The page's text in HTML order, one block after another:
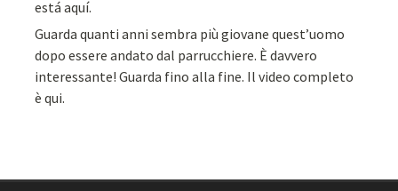
está aquí.
Guarda quanti anni sembra più giovane quest’uomo
dopo essere andato dal parrucchiere. È davvero
interessante! Guarda fino alla fine. Il video completo
è qui.